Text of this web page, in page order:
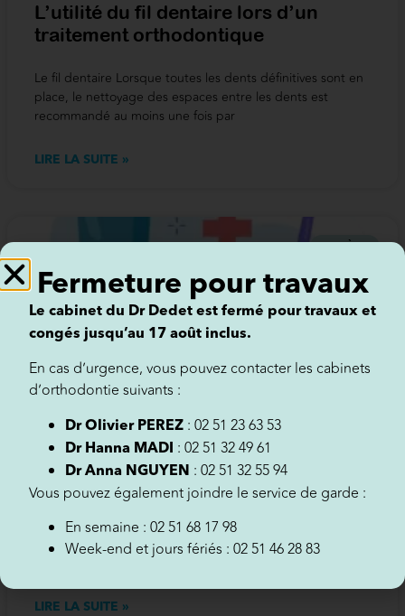
L’utilité du fil dentaire lors d’un
traitement orthodontique
Le fil dentaire Lorsque toutes les dents définitives sont en
place, le nettoyage des espaces entre les dents est
recommandé au moins une fois par
LIRE LA SUITE »
Tout ce que vous devez savoir sur
l’utilisation du dentifrice fluoré
Tout ce que vous devez savoir sur l’utilisation du dentifrice
fluoré Le fluor est un ingrédient essentiel qui renforce
l’émail des dents et aide à
LIRE LA SUITE »
Fermeture pour travaux
Le cabinet du Dr Dedet est fermé pour travaux et
congés jusqu’au 17 août inclus.
En cas d’urgence, vous pouvez contacter les cabinets
d’orthodontie suivants :
Dr Olivier PEREZ : 02 51 23 63 53
Dr Hanna MADI : 02 51 32 49 61
Dr Anna NGUYEN : 02 51 32 55 94
Vous pouvez également joindre le service de garde :
En semaine : 02 51 68 17 98
Week-end et jours fériés : 02 51 46 28 83